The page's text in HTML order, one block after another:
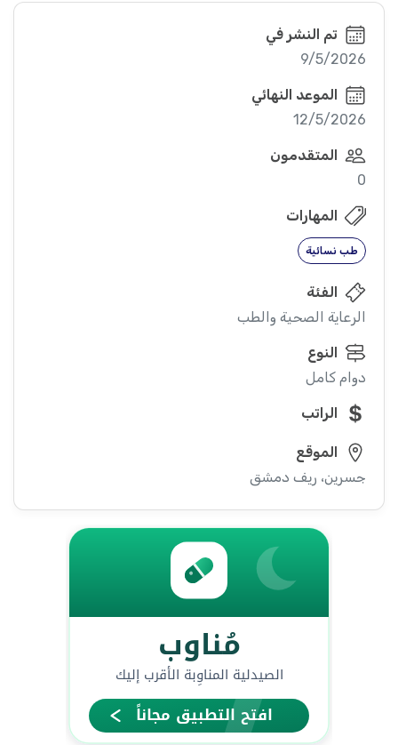
تم النشر في
9/5/2026
الموعد النهائي
12/5/2026
المتقدمون
0
المهارات
طب نسائية
الفئة
الرعاية الصحية والطب
النوع
دوام كامل
الراتب
الموقع
جسرين، ريف دمشق